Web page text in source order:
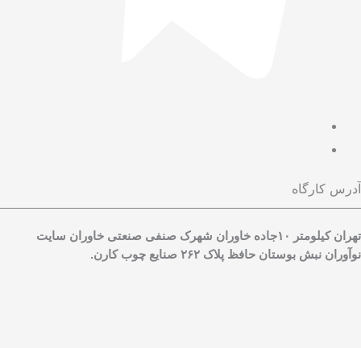
کارگاه
تهران کیلومتر ۱۰جاده خاوران شهرک صنفی صنعتی خاوران سایت
نبش بوستان حافظ پلاک ۲۶۲ صنایع چوب کارن.